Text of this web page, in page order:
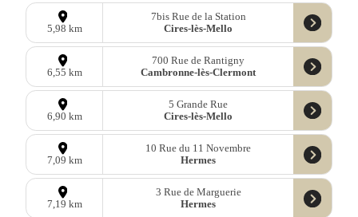
5,98 km
7bis Rue de la Station
Cires-lès-Mello
6,55 km
700 Rue de Rantigny
Cambronne-lès-Clermont
6,90 km
5 Grande Rue
Cires-lès-Mello
7,09 km
10 Rue du 11 Novembre
Hermes
7,19 km
3 Rue de Marguerie
Hermes